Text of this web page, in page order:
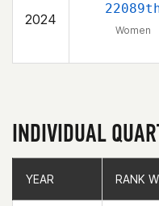
2024
Women
INDIVIDUAL
YEAR RANK
YEAR RANK